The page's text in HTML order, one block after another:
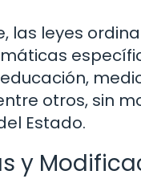
las leyes
otros, sin
Estado.
y